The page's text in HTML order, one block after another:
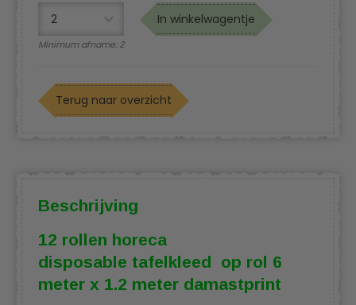
Minimum afname: 2
In winkelwagentje
Terug naar overzicht
Beschrijving
12 rollen horeca
disposable tafelkleed op rol 6
meter x 1.2 meter damastprint